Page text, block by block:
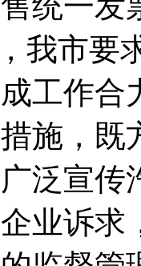
我市要
工作合
施，既
泛宣传
业诉求